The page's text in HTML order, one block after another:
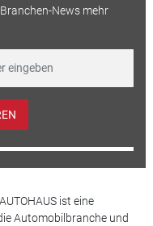
News mehr
ist eine
Automobilbranche und